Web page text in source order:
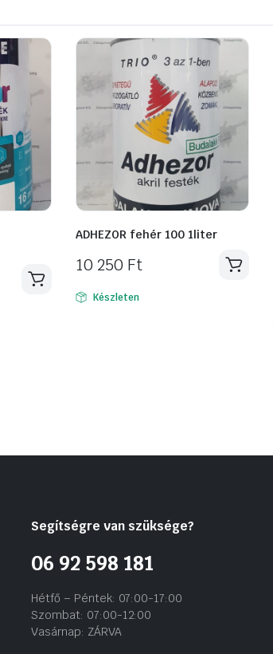
ADHEZOR fehér 100 1liter
10 250 Ft
Készleten
Segítségre van szüksége?
06 92 598 181
Hétfő – Péntek: 07:00-17:00
Szombat: 07:00-12:00
Vasárnap: ZÁRVA